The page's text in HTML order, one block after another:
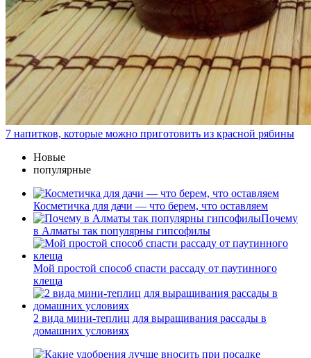
7 напитков, которые можно приготовить из красной рябины
Новые
популярные
Косметичка для дачи — что берем, что оставляем
Почему
в Алматы так популярны гипсофилы
Мой простой способ спасти рассаду от паутинного
клеща
2 вида мини-теплиц для выращивания рассады в
домашних условиях